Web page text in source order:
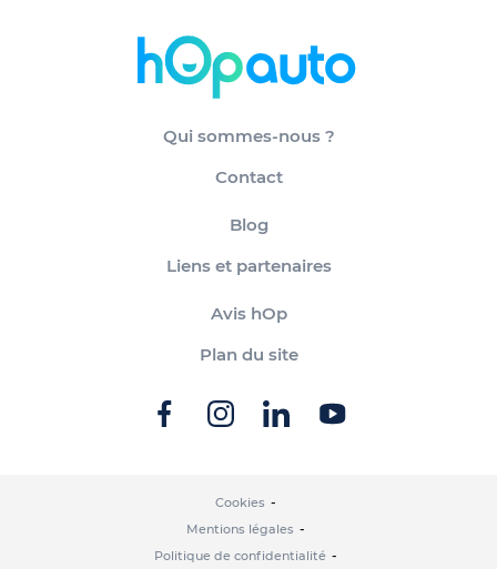
Qui sommes-nous ?
Contact
Blog
Liens et partenaires
Avis hOp
Plan du site
Cookies
Mentions légales
Politique de confidentialité